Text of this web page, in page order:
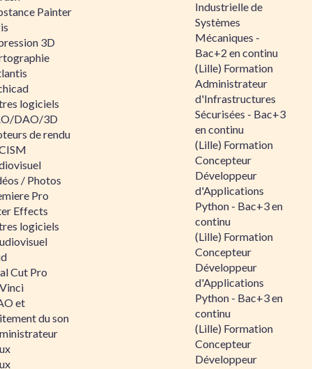
Painter
3D
logiciels
DAO/3D
de rendu
/ Photos
Pro
Effects
logiciels
Cut Pro
et
du son
Industrielle de
Systèmes
Mécaniques -
Bac+2 en continu
(Lille) Formation
Administrateur
d'Infrastructures
Sécurisées - Bac+3
en continu
(Lille) Formation
Concepteur
Développeur
d'Applications
Python - Bac+3 en
continu
(Lille) Formation
Concepteur
Développeur
d'Applications
Python - Bac+3 en
continu
(Lille) Formation
Concepteur
Développeur